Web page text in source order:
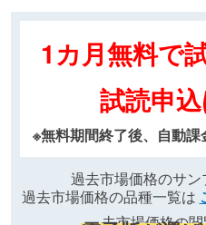
1カ月無料で
試読申
※無料期間終了後、自動
過去市場価格のサ
過去市場価格の品種一覧は